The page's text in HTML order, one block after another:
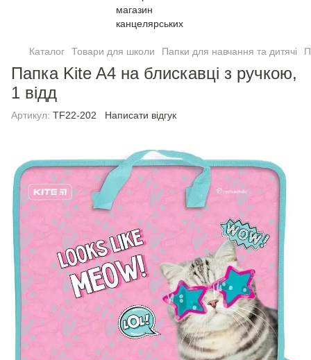
Каталог Товари для школи Папки для навчання та дитячі
Папка Kite A4 на блискавці з ручкою,
1 відд
Артикул: TF22-202 Написати відгук